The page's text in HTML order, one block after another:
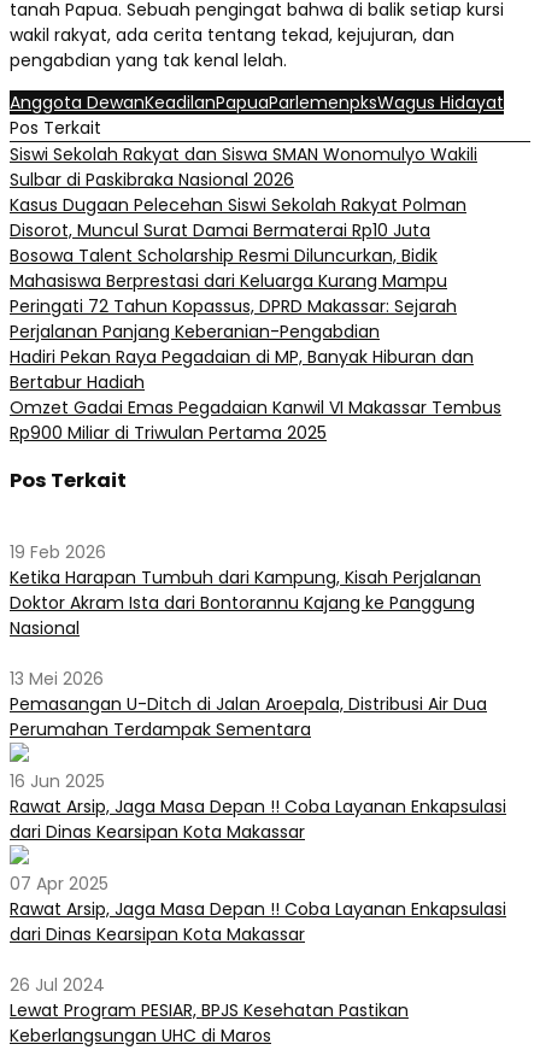
tanah Papua. Sebuah pengingat bahwa di balik setiap kursi
wakil rakyat, ada cerita tentang tekad, kejujuran, dan
pengabdian yang tak kenal lelah.
Anggota DewanKeadilanPapuaParlemenpksWagus Hidayat
Pos Terkait
Siswi Sekolah Rakyat dan Siswa SMAN Wonomulyo Wakili
Sulbar di Paskibraka Nasional 2026
Kasus Dugaan Pelecehan Siswi Sekolah Rakyat Polman
Disorot, Muncul Surat Damai Bermaterai Rp10 Juta
Bosowa Talent Scholarship Resmi Diluncurkan, Bidik
Mahasiswa Berprestasi dari Keluarga Kurang Mampu
Peringati 72 Tahun Kopassus, DPRD Makassar: Sejarah
Perjalanan Panjang Keberanian-Pengabdian
Hadiri Pekan Raya Pegadaian di MP, Banyak Hiburan dan
Bertabur Hadiah
Omzet Gadai Emas Pegadaian Kanwil VI Makassar Tembus
Rp900 Miliar di Triwulan Pertama 2025
Pos Terkait
19 Feb 2026
Ketika Harapan Tumbuh dari Kampung, Kisah Perjalanan
Doktor Akram Ista dari Bontorannu Kajang ke Panggung
Nasional
13 Mei 2026
Pemasangan U-Ditch di Jalan Aroepala, Distribusi Air Dua
Perumahan Terdampak Sementara
16 Jun 2025
Rawat Arsip, Jaga Masa Depan !! Coba Layanan Enkapsulasi
dari Dinas Kearsipan Kota Makassar
07 Apr 2025
Rawat Arsip, Jaga Masa Depan !! Coba Layanan Enkapsulasi
dari Dinas Kearsipan Kota Makassar
26 Jul 2024
Lewat Program PESIAR, BPJS Kesehatan Pastikan
Keberlangsungan UHC di Maros